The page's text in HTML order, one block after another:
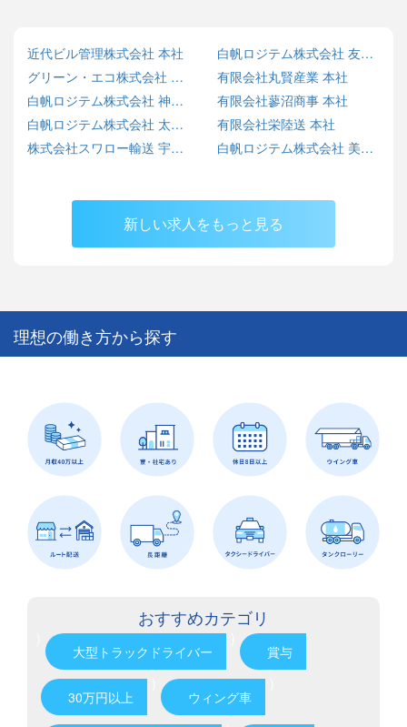
近代ビル管理株式会社 本社
グリーン・エコ株式会社 SARASHINA ECO BASE
白帆ロジテム株式会社 神栖営業所
白帆ロジテム株式会社 太田営業所
株式会社スワロー輸送 宇都宮センター
白帆ロジテム株式会社 友部営業所
有限会社丸賢産業 本社
有限会社蓼沼商事 本社
有限会社栄陸送 本社
白帆ロジテム株式会社 美野里営業所
新しい求人をもっと見る
理想の働き方から探す
おすすめカテゴリ
大型トラックドライバー 賞与
30万円以上 ウィング車